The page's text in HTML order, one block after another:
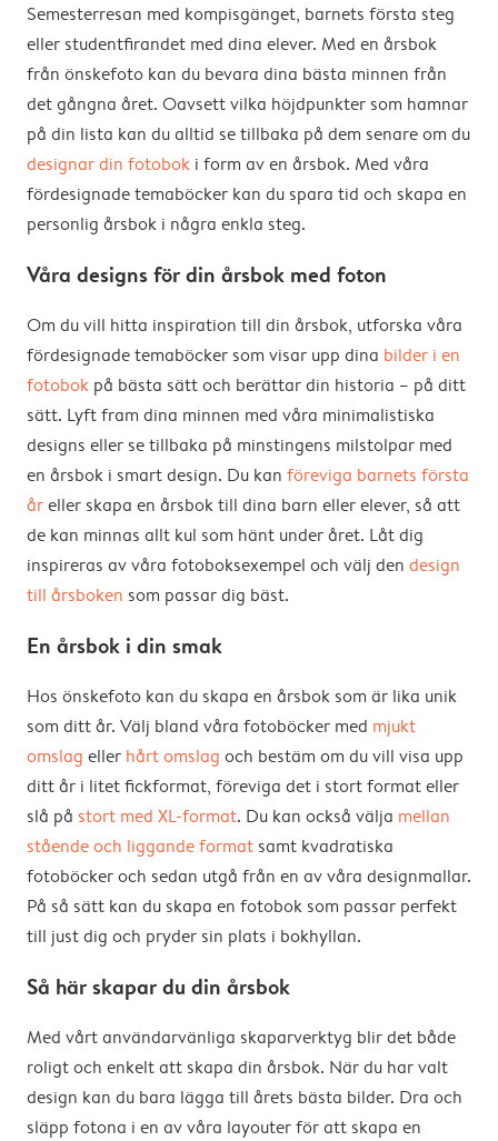
Semesterresan med kompisgänget, barnets första steg
eller studentfirandet med dina elever. Med en årsbok
från önskefoto kan du bevara dina bästa minnen från
det gångna året. Oavsett vilka höjdpunkter som hamnar
på din lista kan du alltid se tillbaka på dem senare om du
designar din fotobok i form av en årsbok. Med våra
fördesignade temaböcker kan du spara tid och skapa en
personlig årsbok i några enkla steg.
Våra designs för din årsbok med foton
Om du vill hitta inspiration till din årsbok, utforska våra
fördesignade temaböcker som visar upp dina bilder i en
fotobok på bästa sätt och berättar din historia – på ditt
sätt. Lyft fram dina minnen med våra minimalistiska
designs eller se tillbaka på minstingens milstolpar med
en årsbok i smart design. Du kan föreviga barnets första
åreller skapa en årsbok till dina barn eller elever, så att
de kan minnas allt kul som hänt under året. Låt dig
inspireras av våra fotoboksexempel och välj den design
till årsboken som passar dig bäst.
En årsbok i din smak
Hos önskefoto kan du skapa en årsbok som är lika unik
som ditt år. Välj bland våra fotoböcker med mjukt
omslag eller hårt omslag och bestäm om du vill visa upp
ditt år i litet fickformat, föreviga det i stort format eller
slå på stort med XL-format. Du kan också välja mellan
stående och liggande format samt kvadratiska
fotoböcker och sedan utgå från en av våra designmallar.
På så sätt kan du skapa en fotobok som passar perfekt
till just dig och pryder sin plats i bokhyllan.
Så här skapar du din årsbok
Med vårt användarvänliga skaparverktyg blir det både
roligt och enkelt att skapa din årsbok. När du har valt
design kan du bara lägga till årets bästa bilder. Dra och
släpp fotona i en av våra layouter för att skapa en